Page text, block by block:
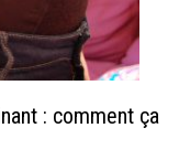
: comment ça